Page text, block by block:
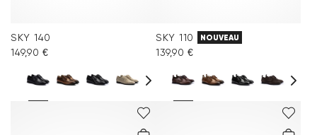
SKY 140
149,90 €
SKY 110 NOUVEAU
139,90 €